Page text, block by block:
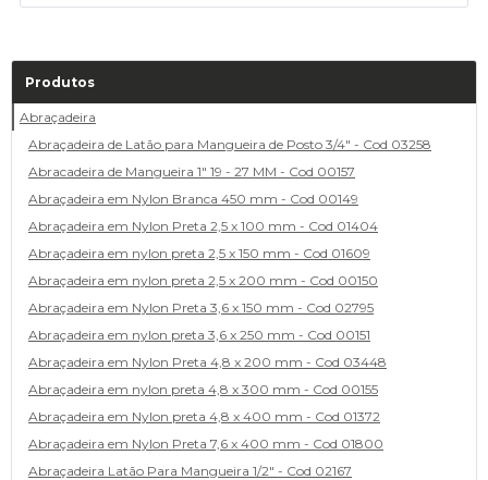
Produtos
Abraçadeira
Abraçadeira de Latão para Mangueira de Posto 3/4" - Cod 03258
Abracadeira de Mangueira 1" 19 - 27 MM - Cod 00157
Abraçadeira em Nylon Branca 450 mm - Cod 00149
Abraçadeira em Nylon Preta 2,5 x 100 mm - Cod 01404
Abraçadeira em nylon preta 2,5 x 150 mm - Cod 01609
Abraçadeira em nylon preta 2,5 x 200 mm - Cod 00150
Abraçadeira em Nylon Preta 3,6 x 150 mm - Cod 02795
Abraçadeira em nylon preta 3,6 x 250 mm - Cod 00151
Abraçadeira em Nylon Preta 4,8 x 200 mm - Cod 03448
Abraçadeira em nylon preta 4,8 x 300 mm - Cod 00155
Abraçadeira em Nylon preta 4,8 x 400 mm - Cod 01372
Abraçadeira em Nylon Preta 7,6 x 400 mm - Cod 01800
Abraçadeira Latão Para Mangueira 1/2" - Cod 02167